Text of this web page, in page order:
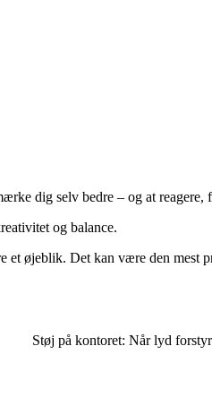
dig selv bedre – og at reagere,
og balance.
øjeblik. Det kan være den mest
Støj på kontoret: Når lyd